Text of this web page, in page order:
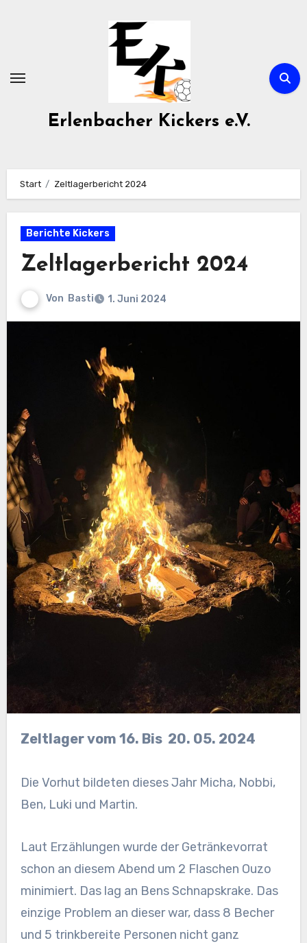
Erlenbacher Kickers e.V.
Start Zeltlagerbericht 2024
Berichte Kickers
Zeltlagerbericht 2024
Von Basti 1. Juni 2024
Zeltlager vom 16. Bis 20. 05. 2024
Die Vorhut bildeten dieses Jahr Micha, Nobbi,
Ben, Luki und Martin.
Laut Erzählungen wurde der Getränkevorrat
schon an diesem Abend um 2 Flaschen Ouzo
minimiert. Das lag an Bens Schnapskrake. Das
einzige Problem an dieser war, dass 8 Becher
und 5 trinkbereite Personen nicht ganz